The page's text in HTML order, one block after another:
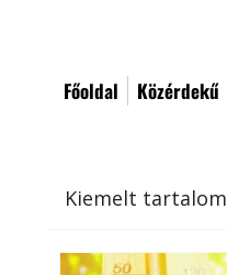
Főoldal Közérdekű
Kiemelt tartalom